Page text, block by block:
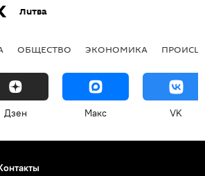
Литва
ОБЩЕСТВО ЭКОНОМИКА
Дзен Макс VK